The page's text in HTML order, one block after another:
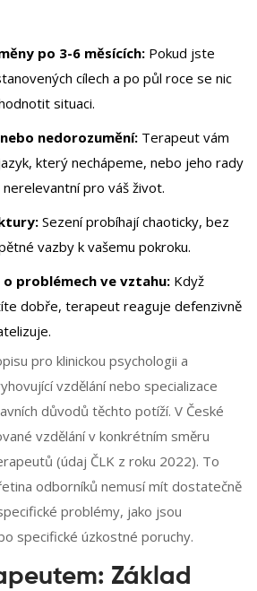
po 3-6 měsících: Pokud jste
cílech a po půl roce se nic
situaci.
nedorozumění: Terapeut vám
který nechápeme, nebo jeho rady
pro váš život.
Sezení probíhají chaoticky, bez
vazby k vašemu pokroku.
problémech ve vztahu: Když
dobře, terapeut reaguje defenzivně
pro klinickou psychologii a
vzdělání nebo specializace
důvodů těchto potíží. V České
vzdělání v konkrétním směru
(údaj ČLK z roku 2022). To
odborníků nemusí mít dostatečně
problémy, jako jsou
specifické úzkostné poruchy.
Základ